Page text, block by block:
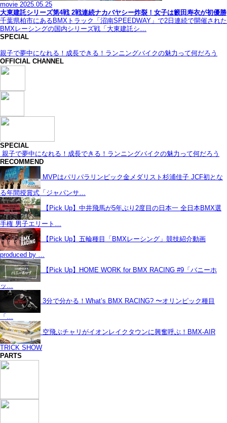
movie 2025.05.25
大東建託シリーズ第4戦 2戦連続ナカバヤシー炸裂！女子は籔田寿衣が初優勝
千葉県柏市にあるBMXトラック「沼南SPEEDWAY」で2日連続で開催された
BMXレーシングの国内シリーズ戦「大東建託シ…
SPECIAL
親子で夢中になれる！成長できる！ランニングバイクの魅力って何だろう
OFFICIAL CHANNEL
SPECIAL
親子で夢中になれる！成長できる！ランニングバイクの魅力って何だろう
RECOMMEND
MVPはパリパラリンピック金メダリスト杉浦佳子 JCF初とな
る年間授賞式「ジャパンサ…
【Pick Up】中井飛馬が5年ぶり2度目の日本一 全日本BMX選
手権 男子エリート…
【Pick Up】五輪種目「BMXレーシング」競技紹介動画
produced by …
【Pick Up】HOME WORK for BMX RACING #9「バニーホ
ッ…
3分で分かる！What’s BMX RACING? 〜オリンピック種目
「…
空飛ぶチャリがイオンレイクタウンに興奮呼ぶ！BMX-AIR
TRICK SHOW
PARTS